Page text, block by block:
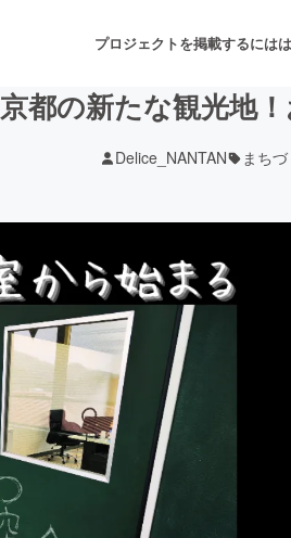
プロジェクトを掲載するには
音楽
ゲーム・サービス開発
書籍・雑誌出版
チャレンジ
京都の新たな観光地
Delice_NANTAN まち